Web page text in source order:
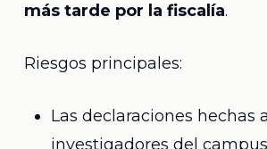
más tarde por la fiscalía.
Riesgos principales:
Las declaraciones hechas
investigadores del campus